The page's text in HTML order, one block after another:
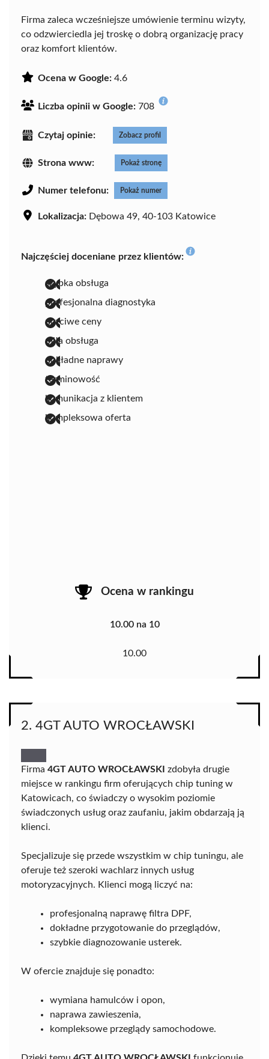
Firma zaleca wcześniejsze umówienie terminu wizyty,
co odzwierciedla jej troskę o dobrą organizację pracy
oraz komfort klientów.
Ocena w Google: 4.6
Liczba opinii w Google: 708
Czytaj opinie: Zobacz profil
Strona www: Pokaż stronę
Numer telefonu: Pokaż numer
Lokalizacja: Dębowa 49, 40-103 Katowice
Najczęściej doceniane przez klientów:
szybka obsługa
profesjonalna diagnostyka
uczciwe ceny
miła obsługa
dokładne naprawy
terminowość
komunikacja z klientem
kompleksowa oferta
Ocena w rankingu
10.00 na 10
10.00
2. 4GT AUTO WROCŁAWSKI
Firma 4GT AUTO WROCŁAWSKI zdobyła drugie
miejsce w rankingu firm oferujących chip tuning w
Katowicach, co świadczy o wysokim poziomie
świadczonych usług oraz zaufaniu, jakim obdarzają ją
klienci.
Specjalizuje się przede wszystkim w chip tuningu, ale
oferuje też szeroki wachlarz innych usług
motoryzacyjnych. Klienci mogą liczyć na:
profesjonalną naprawę filtra DPF,
dokładne przygotowanie do przeglądów,
szybkie diagnozowanie usterek.
W ofercie znajduje się ponadto:
wymiana hamulców i opon,
naprawa zawieszenia,
kompleksowe przeglądy samochodowe.